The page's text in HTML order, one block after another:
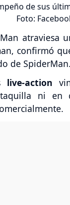
de sus
Foto:
atraviesa
confirmó
de SpiderMan.
live-action
ni en